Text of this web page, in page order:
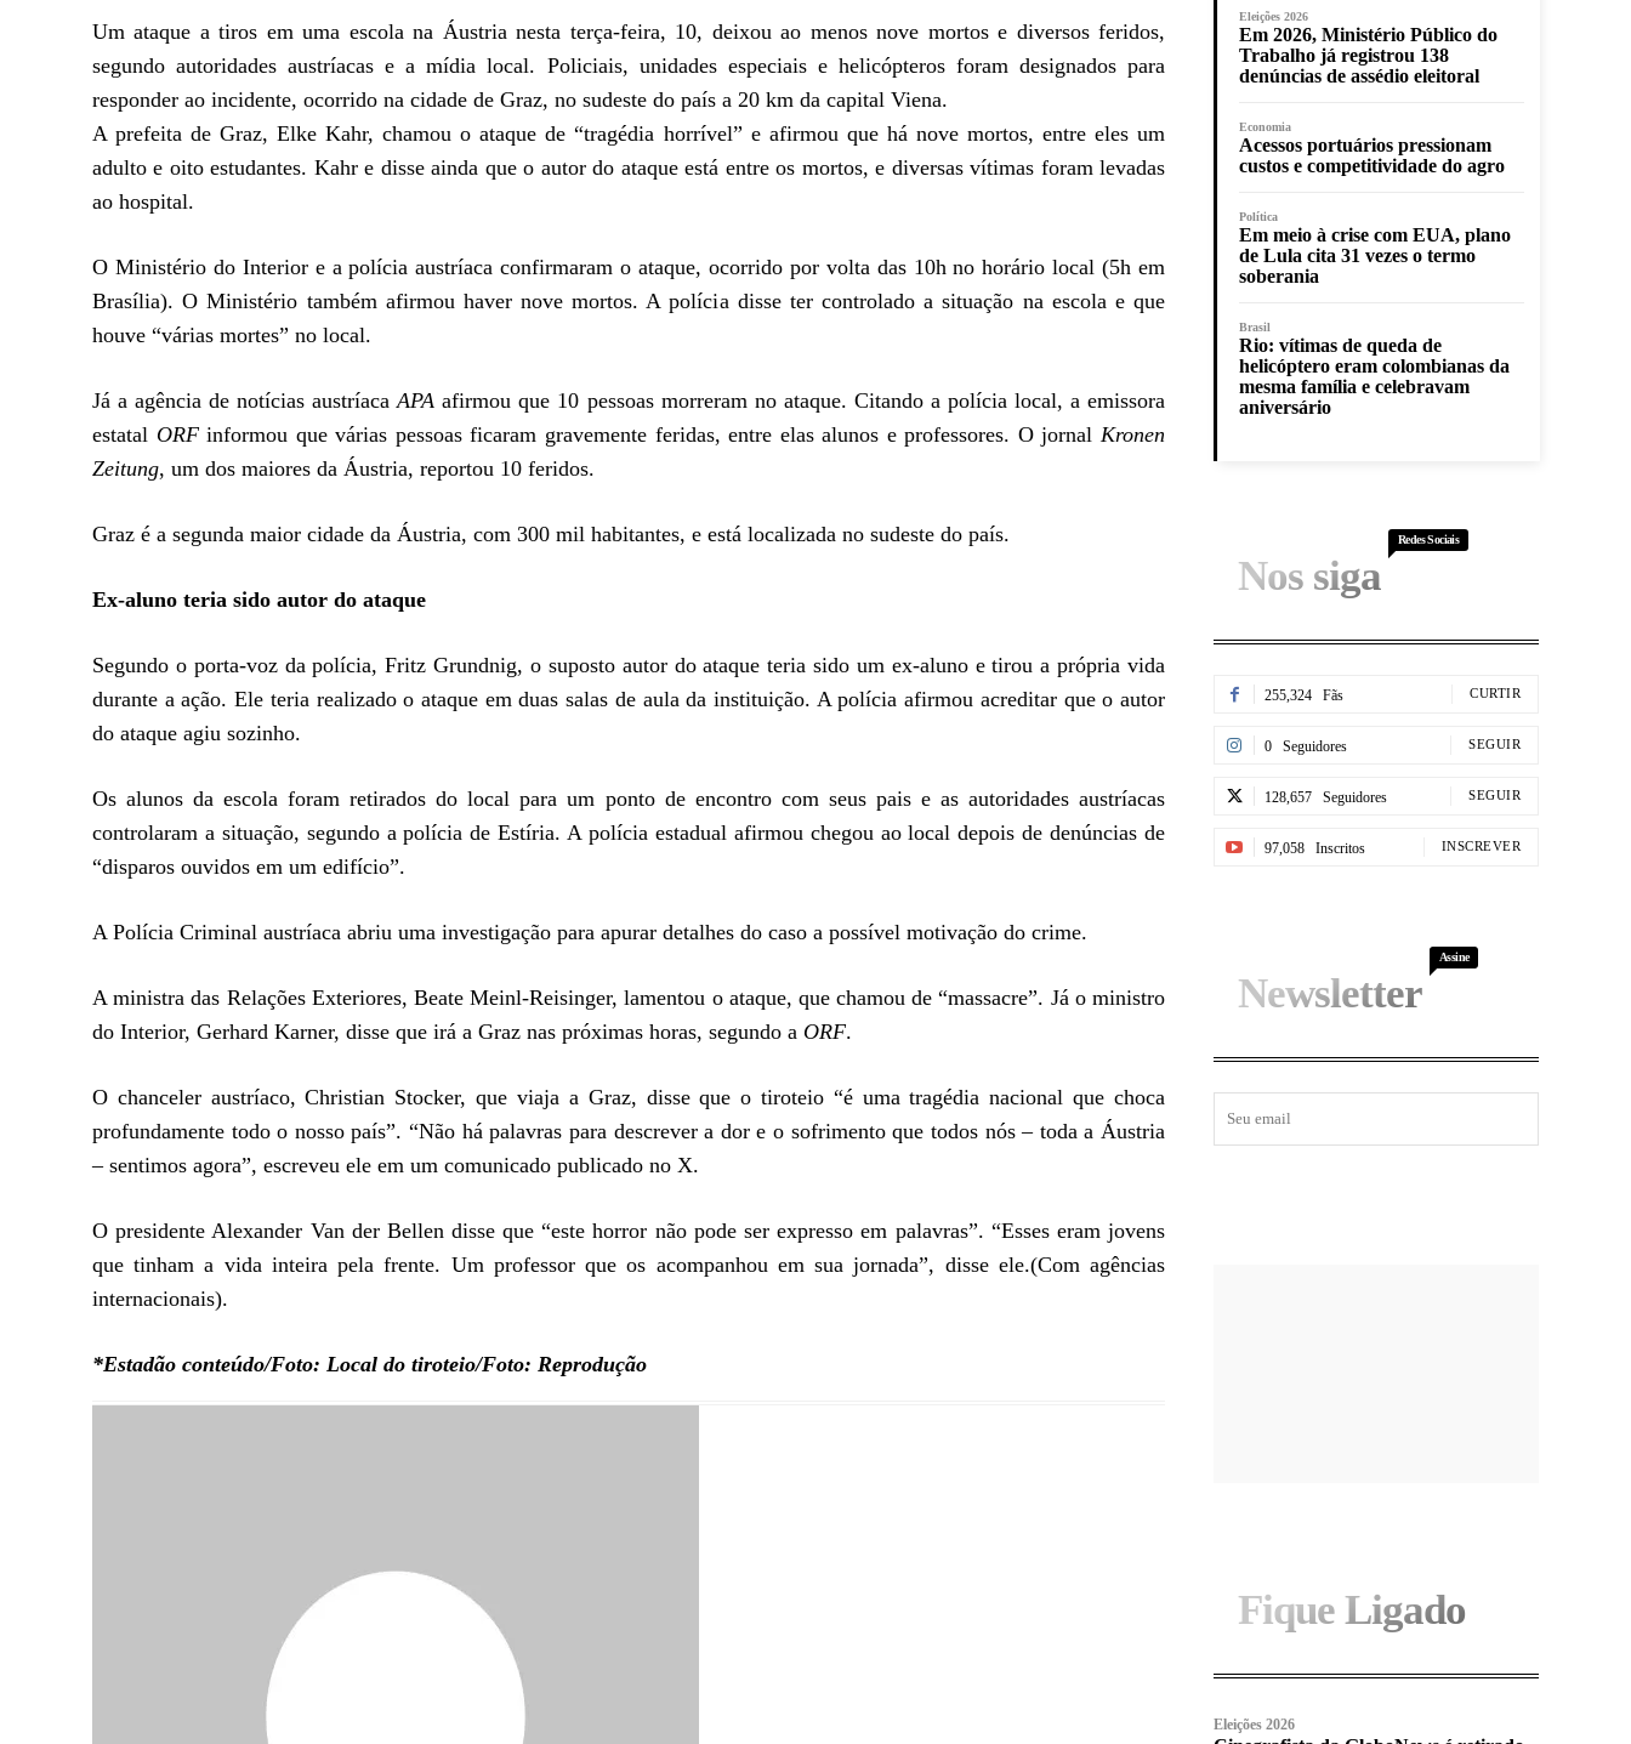
Um ataque a tiros em uma escola na Áustria nesta terça-feira, 10, deixou ao menos nove mortos e diversos feridos,
segundo autoridades austríacas e a mídia local. Policiais, unidades especiais e helicópteros foram designados para
responder ao incidente, ocorrido na cidade de Graz, no sudeste do país a 20 km da capital Viena.
A prefeita de Graz, Elke Kahr, chamou o ataque de “tragédia horrível” e afirmou que há nove mortos, entre eles um
adulto e oito estudantes. Kahr e disse ainda que o autor do ataque está entre os mortos, e diversas vítimas foram levadas
ao hospital.
O Ministério do Interior e a polícia austríaca confirmaram o ataque, ocorrido por volta das 10h no horário local (5h em
Brasília). O Ministério também afirmou haver nove mortos. A polícia disse ter controlado a situação na escola e que
houve “várias mortes” no local.
Já a agência de notícias austríacaAPA afirmou que 10 pessoas morreram no ataque. Citando a polícia local, a emissora
estatal ORFinformou que várias pessoas ficaram gravemente feridas, entre elas alunos e professores. O jornal Kronen
Zeitung, um dos maiores da Áustria, reportou 10 feridos.
Graz é a segunda maior cidade da Áustria, com 300 mil habitantes, e está localizada no sudeste do país.
Ex-aluno teria sido autor do ataque
Segundo o porta-voz da polícia, Fritz Grundnig, o suposto autor do ataque teria sido um ex-aluno e tirou a própria vida
durante a ação. Ele teria realizado o ataque em duas salas de aula da instituição. A polícia afirmou acreditar que o autor
do ataque agiu sozinho.
Os alunos da escola foram retirados do local para um ponto de encontro com seus pais e as autoridades austríacas
controlaram a situação, segundo a polícia de Estíria. A polícia estadual afirmou chegou ao local depois de denúncias de
“disparos ouvidos em um edifício”.
A Polícia Criminal austríaca abriu uma investigação para apurar detalhes do caso a possível motivação do crime.
A ministra das Relações Exteriores, Beate Meinl-Reisinger, lamentou o ataque, que chamou de “massacre”. Já o ministro
do Interior, Gerhard Karner, disse que irá a Graz nas próximas horas, segundo a ORF.
O chanceler austríaco, Christian Stocker, que viaja a Graz, disse que o tiroteio “é uma tragédia nacional que choca
profundamente todo o nosso país”. “Não há palavras para descrever a dor e o sofrimento que todos nós – toda a Áustria
– sentimos agora”, escreveu ele em um comunicado publicado no X.
O presidente Alexander Van der Bellen disse que “este horror não pode ser expresso em palavras”. “Esses eram jovens
que tinham a vida inteira pela frente. Um professor que os acompanhou em sua jornada”, disse ele.(Com agências
internacionais).
*Estadão conteúdo/Foto: Local do tiroteio/Foto: Reprodução
Eleições 2026
Em 2026, Ministério Público do
Trabalho já registrou 138
denúncias de assédio eleitoral
Economia
Acessos portuários pressionam
custos e competitividade do agro
Política
Em meio à crise com EUA, plano
de Lula cita 31 vezes o termo
soberania
Brasil
Rio: vítimas de queda de
helicóptero eram colombianas da
mesma família e celebravam
aniversário
Nos siga
Redes Sociais
255,324 Fãs CURTIR
0 Seguidores SEGUIR
128,657 Seguidores SEGUIR
97,058 Inscritos INSCREVER
Newsletter
Assine
Fique Ligado
Eleições 2026